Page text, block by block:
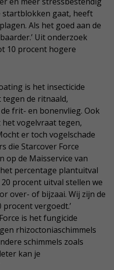
startblokken gaat, heeft
Als het goed aan de
Uit onderzoek
10 procent hogere
is het insecticide
tegen de ritnaald,
frit- en bonenvlieg. Ook
vogelvraat tegen,
er toch vogelschade
die Starcover Force
op de Maisservice van
percentage plantuitval
procent uitval stellen we
over- of bijzaai. Wij zijn de
vergoedt.’
is het fungicide
rhizoctoniaschimmels
schimmels zoals
kan je